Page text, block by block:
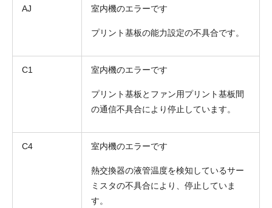
AJ 室内機のエラーです
プリント基板の能力設定の不具合です。
C1 室内機のエラーです
プリント基板とファン用プリント基板間
の通信不具合により停止しています。
C4 室内機のエラーです
熱交換器の液管温度を検知しているサー
ミスタの不具合により、停止していま
す。